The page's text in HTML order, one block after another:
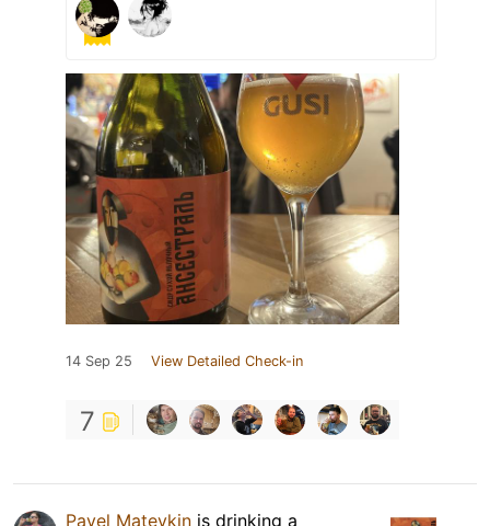
14 Sep 25 View Detailed Check-in
7
Pavel Mateykin is drinking a